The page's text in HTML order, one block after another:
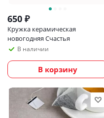
650 ₽
Кружка керамическая
новогодняя Счастья
В наличии
В корзину